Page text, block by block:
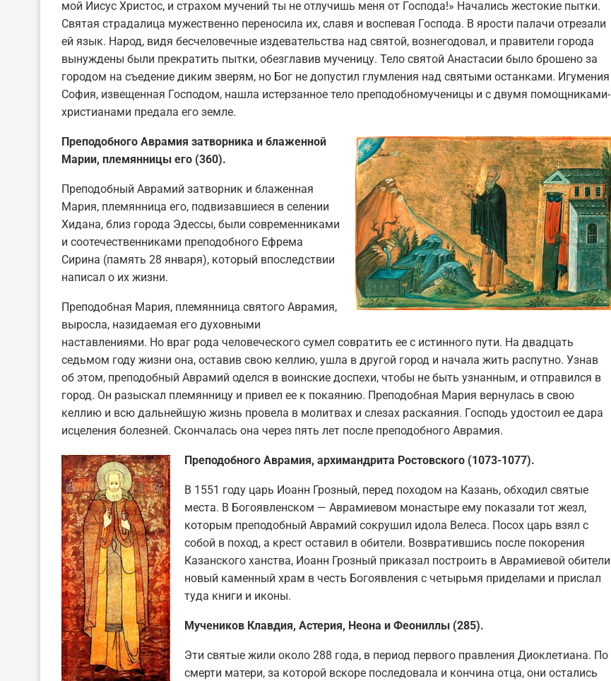
мой Иисус Христос, и страхом мучений ты не отлучишь меня от Господа!» Начались жестокие пытки.
Святая страдалица мужественно переносила их, славя и воспевая Господа. В ярости палачи отрезали
ей язык. Народ, видя бесчеловечные издевательства над святой, вознегодовал, и правители города
вынуждены были прекратить пытки, обезглавив мученицу. Тело святой Анастасии было брошено за
городом на съедение диким зверям, но Бог не допустил глумления над святыми останками. Игумения
София, извещенная Господом, нашла истерзанное тело преподобномученицы и с двумя помощниками-
христианами предала его земле.
Преподобного Аврамия затворника и блаженной
Марии, племянницы его (360).
Преподобный Аврамий затворник и блаженная
Мария, племянница его, подвизавшиеся в селении
Хидана, близ города Эдессы, были современниками
и соотечественниками преподобного Ефрема
Сирина (память 28 января), который впоследствии
написал о их жизни.
Преподобная Мария, племянница святого Аврамия,
выросла, назидаемая его духовными
наставлениями. Но враг рода человеческого сумел совратить ее с истинного пути. На двадцать
седьмом году жизни она, оставив свою келлию, ушла в другой город и начала жить распутно. Узнав
об этом, преподобный Аврамий оделся в воинские доспехи, чтобы не быть узнанным, и отправился в
город. Он разыскал племянницу и привел ее к покаянию. Преподобная Мария вернулась в свою
келлию и всю дальнейшую жизнь провела в молитвах и слезах раскаяния. Господь удостоил ее дара
исцеления болезней. Скончалась она через пять лет после преподобного Аврамия.
Преподобного Аврамия, архимандрита Ростовского (1073-1077).
В 1551 году царь Иоанн Грозный, перед походом на Казань, обходил святые
места. В Богоявленском — Аврамиевом монастыре ему показали тот жезл,
которым преподобный Аврамий сокрушил идола Велеса. Посох царь взял с
собой в поход, а крест оставил в обители. Возвратившись после покорения
Казанского ханства, Иоанн Грозный приказал построить в Аврамиевой обители
новый каменный храм в честь Богоявления с четырьмя приделами и прислал
туда книги и иконы.
Мучеников Клавдия, Астерия, Неона и Феониллы (285).
Эти святые жили около 288 года, в период первого правления Диоклетиана. По
смерти матери, за которой вскоре последовала и кончина отца, они остались